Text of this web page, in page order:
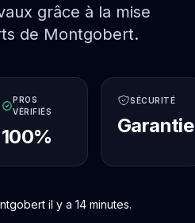
grâce à la mise
de Montgobert.
PROS
VÉRIFIÉS
100%
SÉCURITÉ
Garantie
il y a 14 minutes.